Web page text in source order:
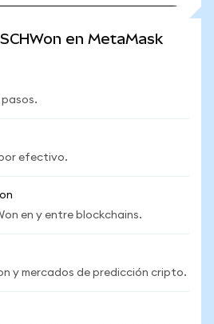
en MetaMask
pasos.
efectivo.
en y entre blockchains.
y mercados de predicción cripto.